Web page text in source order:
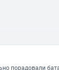
порадовали